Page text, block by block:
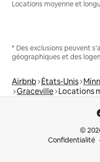
* Des exclusions peuvent
géographiques et des
Airbnb États-Unis
Graceville Locations
©
Confidentialité